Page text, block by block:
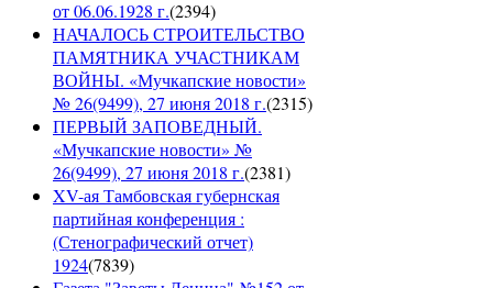
от 06.06.1928 г.(2394)
НАЧАЛОСЬ СТРОИТЕЛЬСТВО
ПАМЯТНИКА УЧАСТНИКАМ
ВОЙНЫ. «Мучкапские новости»
№ 26(9499), 27 июня 2018 г.(2315)
ПЕРВЫЙ ЗАПОВЕДНЫЙ.
«Мучкапские новости» №
26(9499), 27 июня 2018 г.(2381)
XV-ая Тамбовская губернская
партийная конференция :
(Стенографический отчет)
1924(7839)